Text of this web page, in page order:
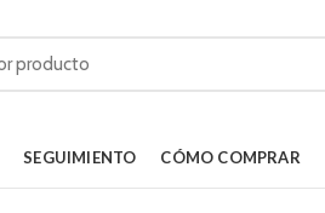
SEGUIMIENTO CÓMO COMPRAR